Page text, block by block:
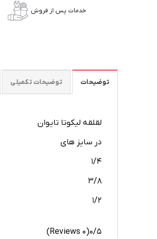
خدمات پس از فروش
توضیحات توضیحات تکمیلی
لقلقه لیکوتا تایوان
در سایز های
۱/۴
۳/۸
۱/۲
۰/۵(۰ Reviews)